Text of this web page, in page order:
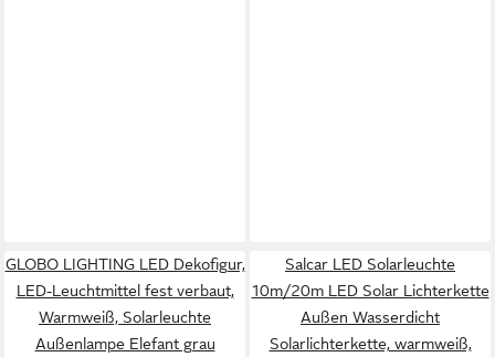
GLOBO LIGHTING LED Dekofigur,
LED-Leuchtmittel fest verbaut,
Warmweiß, Solarleuchte
Außenlampe Elefant grau
Salcar LED Solarleuchte
10m/20m LED Solar Lichterkette
Außen Wasserdicht
Solarlichterkette, warmweiß,